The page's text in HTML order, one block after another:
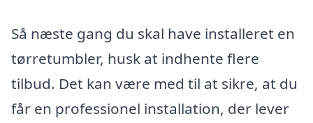
Så næste gang du skal have installeret en
tørretumbler, husk at indhente flere
tilbud. Det kan være med til at sikre, at du
får en professionel installation, der lever